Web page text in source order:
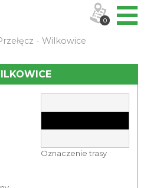
- Wilkowice
Oznaczenie trasy
0